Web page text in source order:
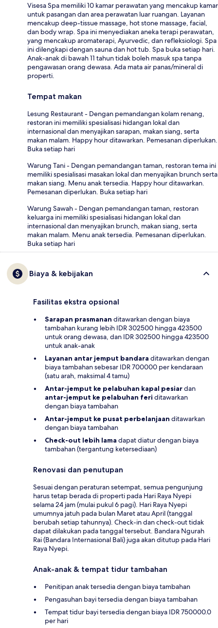
Visesa Spa memiliki 10 kamar perawatan yang mencakup kamar
untuk pasangan dan area perawatan luar ruangan. Layanan
mencakup deep-tissue massage, hot stone massage, facial,
dan body wrap. Spa ini menyediakan aneka terapi perawatan,
yang mencakup aromaterapi, Ayurvedic, dan refleksiologi. Spa
ini dilengkapi dengan sauna dan hot tub. Spa buka setiap hari.
Anak-anak di bawah 11 tahun tidak boleh masuk spa tanpa
pengawasan orang dewasa. Ada mata air panas/mineral di
properti.
Tempat makan
Lesung Restaurant - Dengan pemandangan kolam renang,
restoran ini memiliki spesialisasi hidangan lokal dan
internasional dan menyajikan sarapan, makan siang, serta
makan malam. Happy hour ditawarkan. Pemesanan diperlukan.
Buka setiap hari
Warung Tani - Dengan pemandangan taman, restoran tema ini
memiliki spesialisasi masakan lokal dan menyajikan brunch serta
makan siang. Menu anak tersedia. Happy hour ditawarkan.
Pemesanan diperlukan. Buka setiap hari
Warung Sawah - Dengan pemandangan taman, restoran
keluarga ini memiliki spesialisasi hidangan lokal dan
internasional dan menyajikan brunch, makan siang, serta
makan malam. Menu anak tersedia. Pemesanan diperlukan.
Buka setiap hari
Biaya & kebijakan
Fasilitas ekstra opsional
Sarapan prasmanan ditawarkan dengan biaya
tambahan kurang lebih IDR 302500 hingga 423500
untuk orang dewasa, dan IDR 302500 hingga 423500
untuk anak-anak
Layanan antar jemput bandara ditawarkan dengan
biaya tambahan sebesar IDR 700000 per kendaraan
(satu arah, maksimal 4 tamu)
Antar-jemput ke pelabuhan kapal pesiardan
antar-jemput ke pelabuhan feri ditawarkan
dengan biaya tambahan
Antar-jemput ke pusat perbelanjaan ditawarkan
dengan biaya tambahan
Check-out lebih lama dapat diatur dengan biaya
tambahan (tergantung ketersediaan)
Renovasi dan penutupan
Sesuai dengan peraturan setempat, semua pengunjung
harus tetap berada di properti pada Hari Raya Nyepi
selama 24 jam (mulai pukul 6 pagi). Hari Raya Nyepi
umumnya jatuh pada bulan Maret atau April (tanggal
berubah setiap tahunnya). Check-in dan check-out tidak
dapat dilakukan pada tanggal tersebut. Bandara Ngurah
Rai (Bandara Internasional Bali) juga akan ditutup pada Hari
Raya Nyepi.
Anak-anak & tempat tidur tambahan
Penitipan anak tersedia dengan biaya tambahan
Pengasuhan bayi tersedia dengan biaya tambahan
Tempat tidur bayi tersedia dengan biaya IDR 750000.0
per hari